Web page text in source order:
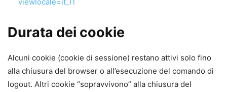
Durata dei cookie
Alcuni cookie (cookie di sessione) restano attivi solo fino
alla chiusura del browser o all’esecuzione del comando di
logout. Altri cookie “sopravvivono” alla chiusura del